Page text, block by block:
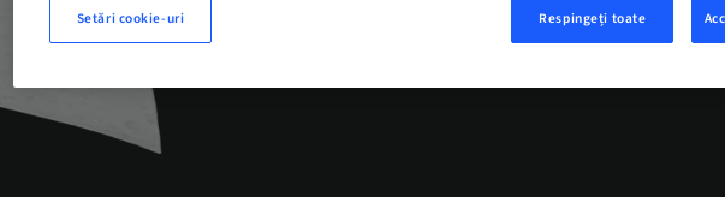
Respingeți toate
Setări cookie-uri